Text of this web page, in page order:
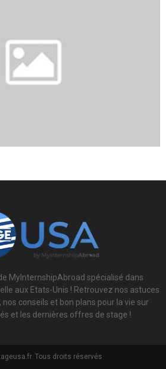
MyInternshipAbroad spécialisé dans
aux Etats-Unis ! Retrouvez nos astuces
conseils et bon plans pour la vie sur
et les dernières offres de stage !
Tous droits réservés